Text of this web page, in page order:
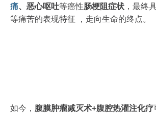
痛、恶心呕吐等癌性肠梗阻症状 ，最终
等痛苦的表现特征 ，走向生命的终点。
如今， 腹膜肿瘤减灭术+腹腔热灌注化疗